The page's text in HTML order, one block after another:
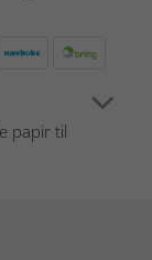
papir til